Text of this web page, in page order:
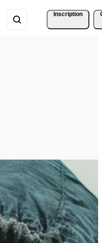
Inscription